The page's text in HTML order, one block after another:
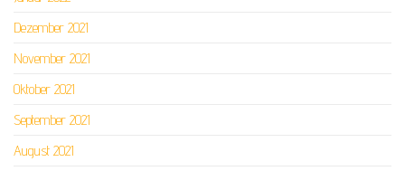
Dezember 2021
November 2021
Oktober 2021
September 2021
August 2021